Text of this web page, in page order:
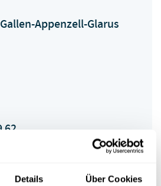
Details Über Cookies
Appenzell-Glarus
62
sg-